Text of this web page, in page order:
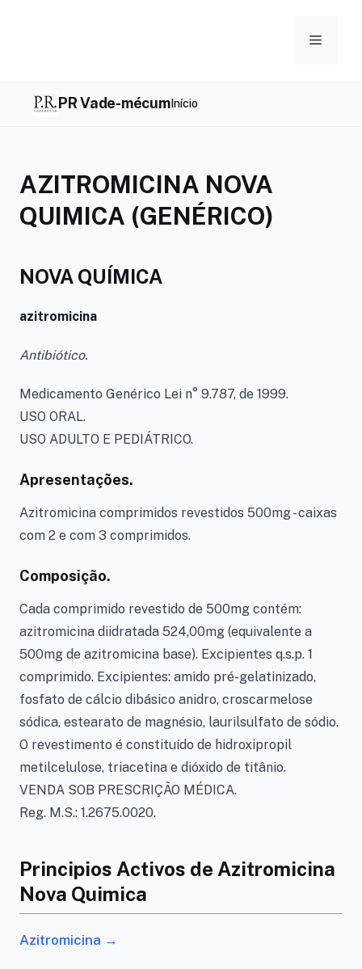
Menu
PR Vade-mécumInício
AZITROMICINA NOVA
QUIMICA (GENÉRICO)
NOVA QUÍMICA
azitromicina
Antibiótico.
Medicamento Genérico Lei n° 9.787, de 1999.
USO ORAL.
USO ADULTO E PEDIÁTRICO.
Apresentações.
Azitromicina comprimidos revestidos 500mg - caixas
com 2 e com 3 comprimidos.
Composição.
Cada comprimido revestido de 500mg contém:
azitromicina diidratada 524,00mg (equivalente a
500mg de azitromicina base). Excipientes q.s.p. 1
comprimido. Excipientes: amido pré-gelatinizado,
fosfato de cálcio dibásico anidro, croscarmelose
sódica, estearato de magnésio, laurilsulfato de sódio.
O revestimento é constituído de hidroxipropil
metilcelulose, triacetina e dióxido de titânio.
VENDA SOB PRESCRIÇÃO MÉDICA.
Reg. M.S.: 1.2675.0020.
Principios Activos de Azitromicina
Nova Quimica
Azitromicina →